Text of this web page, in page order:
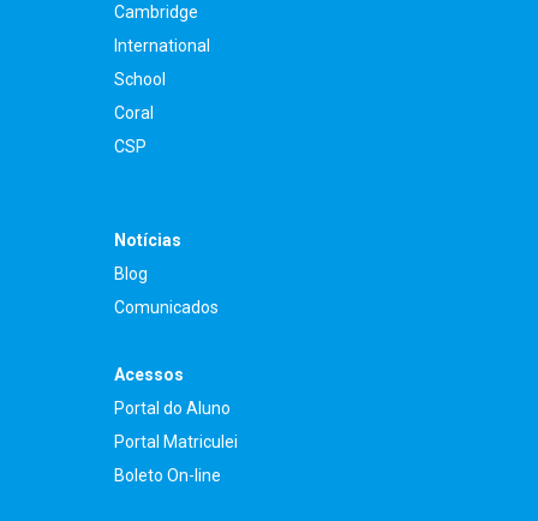
Cambridge
International
School
Coral
CSP
Notícias
Blog
Comunicados
Acessos
Portal do Aluno
Portal Matriculei
Boleto On-line